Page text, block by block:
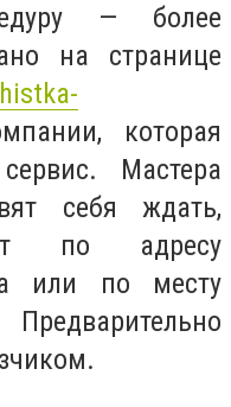
— более
на странице
которая
Мастера
себя ждать,
по адресу
или по месту